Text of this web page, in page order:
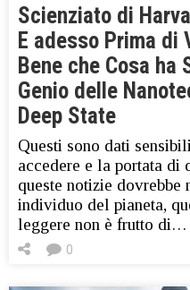
Scienziato di
E adesso Prima di
Bene che Cosa ha
Genio delle
Deep State
Questi sono dati
accedere e la portata di
queste notizie dovrebbe
individuo del pianeta,
leggere non è frutto di…
0